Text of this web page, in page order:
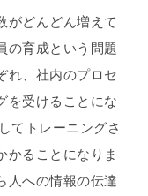
がどんどん増えて
の育成という問題
れ、社内のプロセ
を受けることにな
てトレーニングさ
かることになりま
人への情報の伝達